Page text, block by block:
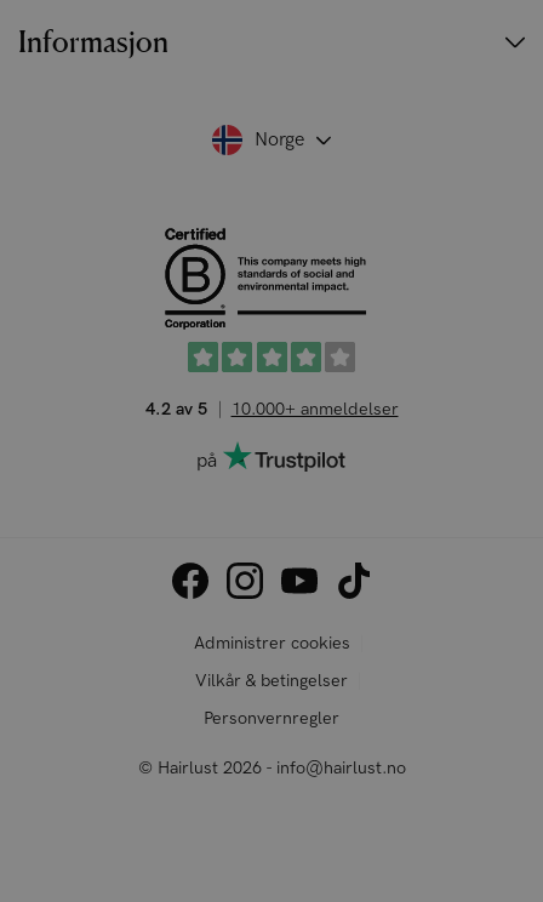
Informasjon
Norge
4.2 av 5 10.000+ anmeldelser
på
© Hairlust 2026 - info@hairlust.no
Administrer cookies
Vilkår & betingelser
Personvernregler